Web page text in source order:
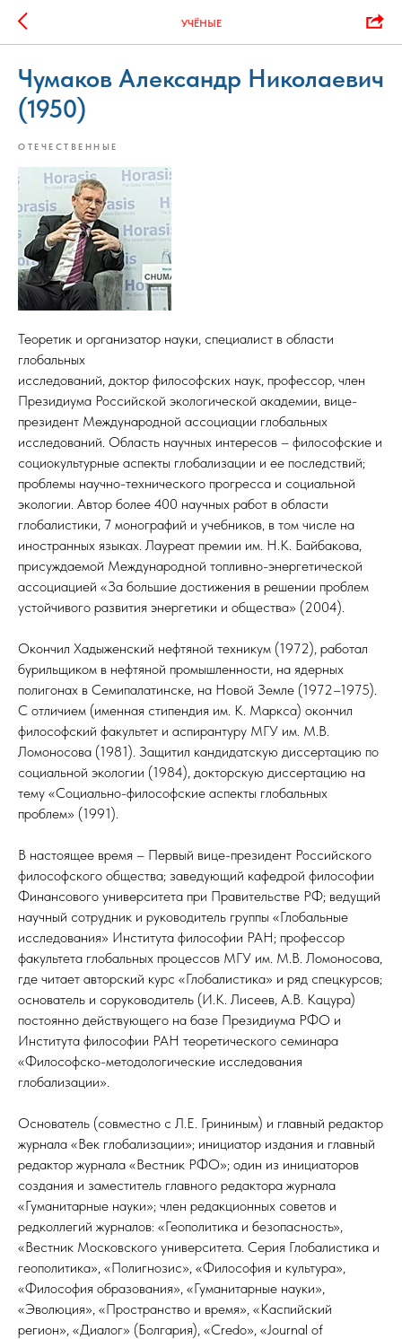
УЧЁНЫЕ
Чумаков Александр Николаевич
(1950)
ОТЕЧЕСТВЕННЫЕ
Теоретик и организатор науки, специалист в области
глобальных
исследований, доктор философских наук, профессор, член
Президиума Российской экологической академии, вице-
президент Международной ассоциации глобальных
исследований. Область научных интересов – философские и
социокультурные аспекты глобализации и ее последствий;
проблемы научно-технического прогресса и социальной
экологии. Автор более 400 научных работ в области
глобалистики, 7 монографий и учебников, в том числе на
иностранных языках. Лауреат премии им. Н.К. Байбакова,
присуждаемой Международной топливно-энергетической
ассоциацией «За большие достижения в решении проблем
устойчивого развития энергетики и общества» (2004).
Окончил Хадыженский нефтяной техникум (1972), работал
бурильщиком в нефтяной промышленности, на ядерных
полигонах в Семипалатинске, на Новой Земле (1972–1975).
С отличием (именная стипендия им. К. Маркса) окончил
философский факультет и аспирантуру МГУ им. М.В.
Ломоносова (1981). Защитил кандидатскую диссертацию по
социальной экологии (1984), докторскую диссертацию на
тему «Социально-философские аспекты глобальных
проблем» (1991).
В настоящее время – Первый вице-президент Российского
философского общества; заведующий кафедрой философии
Финансового университета при Правительстве РФ; ведущий
научный сотрудник и руководитель группы «Глобальные
исследования» Института философии РАН; профессор
факультета глобальных процессов МГУ им. М.В. Ломоносова,
где читает авторский курс «Глобалистика» и ряд спецкурсов;
основатель и соруководитель (И.К. Лисеев, А.В. Кацура)
постоянно действующего на базе Президиума РФО и
Института философии РАН теоретического семинара
«Философско-методологические исследования
глобализации».
Основатель (совместно с Л.Е. Грининым) и главный редактор
журнала «Век глобализации»; инициатор издания и главный
редактор журнала «Вестник РФО»; один из инициаторов
создания и заместитель главного редактора журнала
«Гуманитарные науки»; член редакционных советов и
редколлегий журналов: «Геополитика и безопасность»,
«Вестник Московского университета. Серия Глобалистика и
геополитика», «Полигнозис», «Философия и культура»,
«Философия образования», «Гуманитарные науки»,
«Эволюция», «Пространство и время», «Каспийский
регион», «Диалог» (Болгария), «Credo», «Journal of